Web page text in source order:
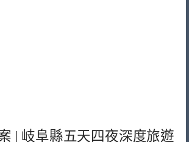
| 岐阜縣五天四夜深度旅遊